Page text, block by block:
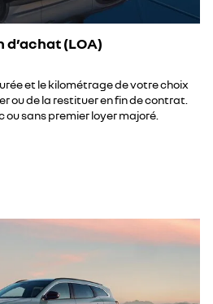
(LOA)
et le kilométrage de votre choix
ou de la restituer en fin de contrat.
ou sans premier loyer majoré.